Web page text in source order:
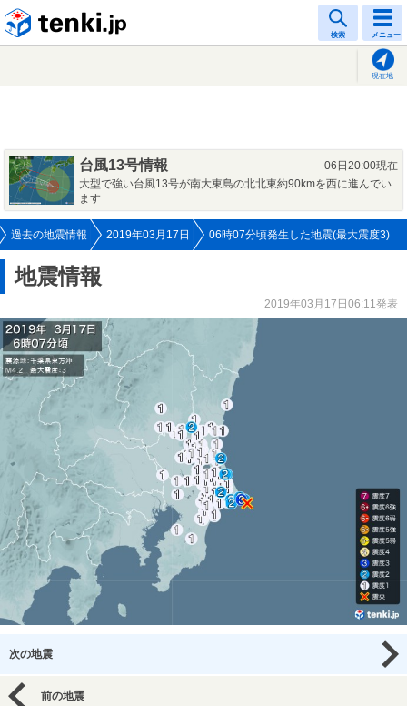
検索 メニュー
現在地
台風13号情報
06日20:00現在
大型で強い台風13号が南大東島の北北東約90kmを西に進んでい
ます
過去の地震情報 2019年03月17日 06時07分頃発生した地震(最大震度3)
地震情報
2019年03月17日06:11発表
次の地震
前の地震